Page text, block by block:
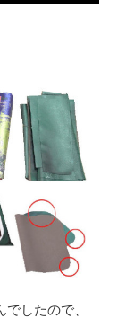
したので、